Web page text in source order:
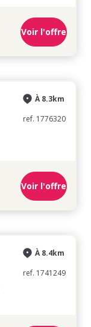
Voir l'offre
À 8.3km
ref. 1776320
Voir l'offre
À 8.4km
ref. 1741249